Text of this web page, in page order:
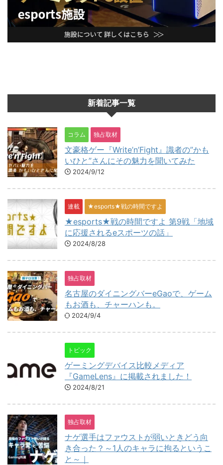
新着記事一覧
コラム 独占取材
文豪格ゲー『Write’n’Fight』識者の”かも
いひと”さんにその魅力を聞いてみた
2024/9/12
連載 ★esports★戦の時間ですよ
★esports★戦の時間ですよ 第9戦「地域
に応援されるeスポーツの話」
2024/8/28
独占取材
名古屋のダイニングバーeGaoで、ゲーム
もお酒も、チャーハンも。
2024/9/4
トピック
ゲーミングデバイス比較メディア
『GameLens』に掲載されました！
2024/8/21
独占取材
ナゲ選手はファウストが弱いときどう向
き合った？～1人のキャラに拘るというこ
と～｜